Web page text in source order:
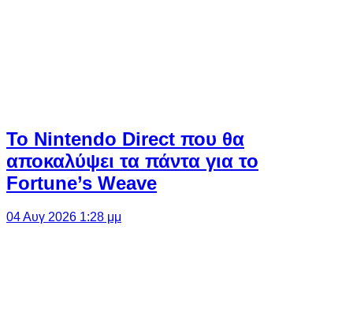
Το Nintendo Direct που θα
αποκαλύψει τα πάντα για το
Fortune’s Weave
04 Αυγ 2026 1:28 μμ